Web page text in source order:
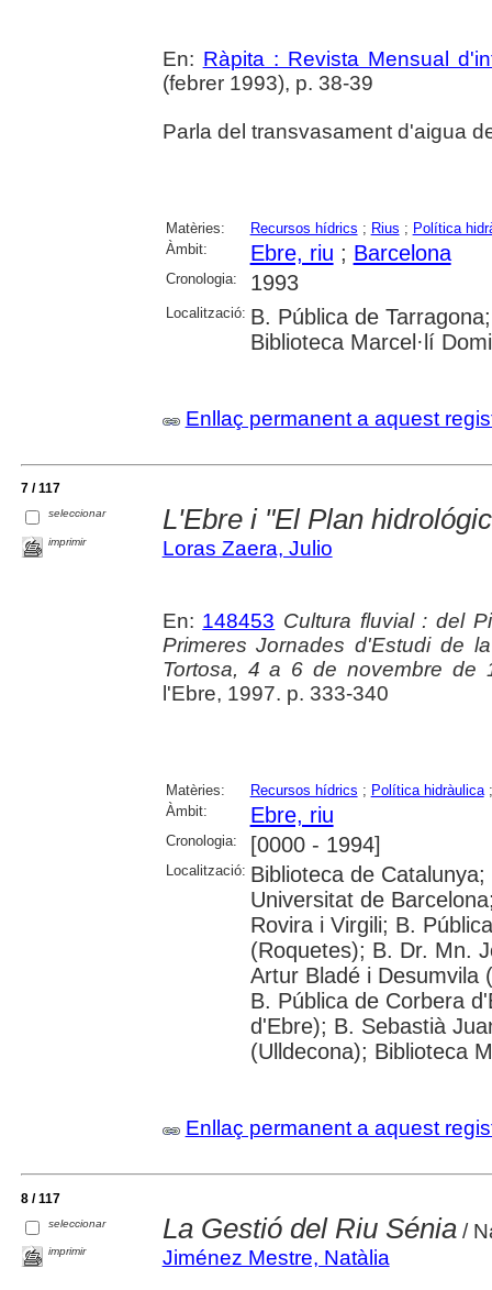
En: Ràpita : Revista Mensual
(febrer 1993), p. 38-39
Parla del transvasament d'aigua
Matèries: Recursos hídrics ; Rius ; Política
Àmbit:
Ebre, riu ; Barcelona
Cronologia: 1993
Localització: B. Pública de
Biblioteca Marcel·lí
Enllaç permanent a aquest
7 / 117
seleccionar
imprimir
L'Ebre i "El Plan
Loras Zaera, Julio
En: 148453 Cultura fluvial : del
Primeres Jornades d'Estudi de
Tortosa, 4 a 6 de novembre de
l'Ebre, 1997. p. 333-340
Matèries: Recursos hídrics ; Política hidràulica
Àmbit:
Ebre, riu
Cronologia: [0000 - 1994]
Localització: Biblioteca de
Universitat de
Rovira i Virgili; B.
(Roquetes); B. Dr. Mn.
Artur Bladé i Desumvila
B. Pública de Corbera
d'Ebre); B. Sebastià
(Ulldecona); Biblioteca
Enllaç permanent a aquest
8 / 117
seleccionar
imprimir
La Gestió del Riu Sénia/
Jiménez Mestre, Natàlia